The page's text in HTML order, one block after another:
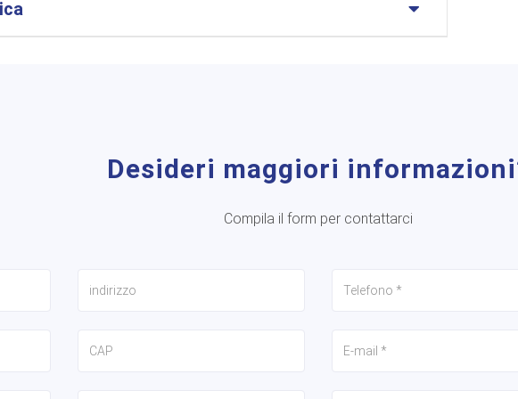
Desideri maggiori
Compila il form per contattarci